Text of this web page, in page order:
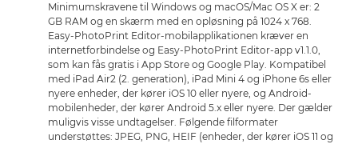
Minimumskravene til Windows og macOS/Mac OS X er: 2
GB RAM og en skærm med en opløsning på 1024 x 768.
Easy-PhotoPrint Editor-mobilapplikationen kræver en
internetforbindelse og Easy-PhotoPrint Editor-app v1.1.0,
som kan fås gratis i App Store og Google Play. Kompatibel
med iPad Air2 (2. generation), iPad Mini 4 og iPhone 6s eller
nyere enheder, der kører iOS 10 eller nyere, og Android-
mobilenheder, der kører Android 5.x eller nyere. Der gælder
muligvis visse undtagelser. Følgende filformater
understøttes: JPEG, PNG, HEIF (enheder, der kører iOS 11 og